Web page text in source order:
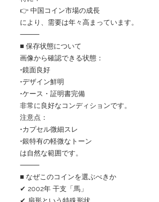
👉 中国コイン市場の成長
により、需要は年々高まっています。
⸻
■ 保存状態について
画像から確認できる状態：
•鏡面良好
•デザイン鮮明
•ケース・証明書完備
非常に良好なコンディションです。
注意点：
•カプセル微細スレ
•銀特有の軽微なトーン
は自然な範囲です。
⸻
■ なぜこのコインを選ぶべきか
✔ 2002年 干支「馬」
✔ 扇形という特殊形状